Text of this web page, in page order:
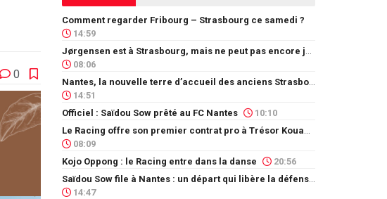
0
Comment regarder Fribourg – Strasbourg ce samedi ?
14:59
08:06
14:51
Officiel : Saïdou Sow prêté au FC Nantes
10:10
08:09
Kojo Oppong : le Racing entre dans la danse
20:56
14:47